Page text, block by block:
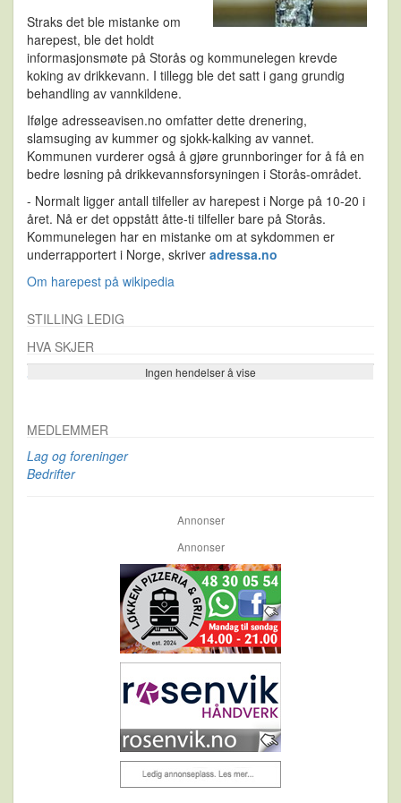
Straks det ble mistanke om
harepest, ble det holdt
informasjonsmøte på Storås og kommunelegen krevde
koking av drikkevann. I tillegg ble det satt i gang grundig
behandling av vannkildene.
Ifølge adresseavisen.no omfatter dette drenering,
slamsuging av kummer og sjokk-kalking av vannet.
Kommunen vurderer også å gjøre grunnboringer for å få en
bedre løsning på drikkevannsforsyningen i Storås-området.
- Normalt ligger antall tilfeller av harepest i Norge på 10-20 i
året. Nå er det oppstått åtte-ti tilfeller bare på Storås.
Kommunelegen har en mistanke om at sykdommen er
underrapportert i Norge, skriver adressa.no
Om harepest på wikipedia
STILLING LEDIG
HVA SKJER
Ingen hendelser å vise
Se flere…
MEDLEMMER
Lag og foreninger
Bedrifter
Annonser
Annonser